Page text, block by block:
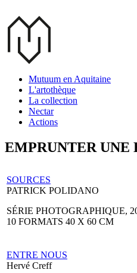
Mutuum en Aquitaine
L'artothèque
La collection
Nectar
Actions
EMPRUNTER UNE
SOURCES
PATRICK POLIDANO
SÉRIE PHOTOGRAPHIQUE,
10 FORMATS 40 X 60 CM
ENTRE NOUS
Hervé Creff